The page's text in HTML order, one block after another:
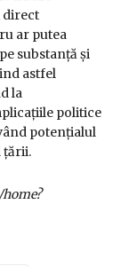
direct
ar putea
substanță și
astfel
la
politice
potențialul
țării.